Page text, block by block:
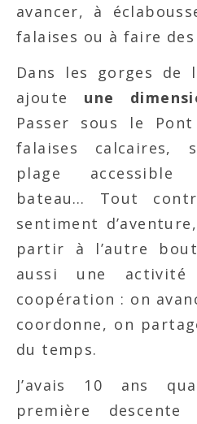
avancer, à
falaises ou à faire
Dans les gorges de
ajoute une
Passer sous le
falaises calcaires,
plage accessible
bateau… Tout
sentiment
partir à l’autre
aussi une
coopération : on
coordonne, on
du temps.
J’avais 10 ans
première descente